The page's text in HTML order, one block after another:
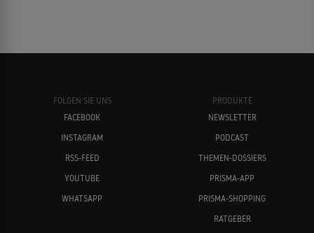
FOLGEN SIE UNS
FACEBOOK
INSTAGRAM
RSS-FEED
YOUTUBE
WHATSAPP
PRODUKTE
NEWSLETTER
PODCAST
THEMEN-DOSSIERS
PRISMA-APP
PRISMA-SHOPPING
RATGEBER